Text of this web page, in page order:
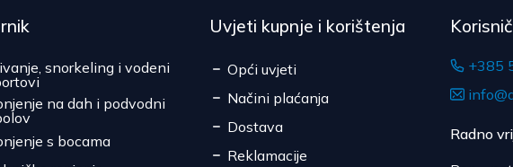
snorkeling i vodeni
na dah i podvodni
s bocama
Uvjeti kupnje i korištenja
Opći uvjeti
Načini plaćanja
Dostava
Reklamacije
+385
Radno